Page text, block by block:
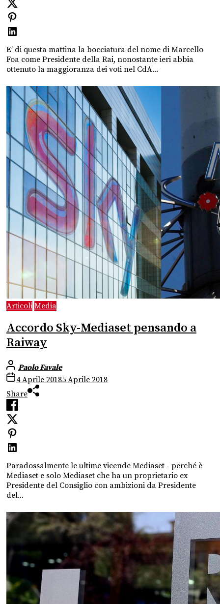
E’ di questa mattina la bocciatura del nome di Marcello
Foa come Presidente della Rai, nonostante ieri abbia
ottenuto la maggioranza dei voti nel CdA...
Articoli Media
Accordo Sky-Mediaset pensando a
Raiway
Paolo Favale
4 Aprile 20185 Aprile 2018
Share
Paradossalmente le ultime vicende Mediaset - perché è
Mediaset e solo Mediaset che ha un proprietario ex
Presidente del Consiglio con ambizioni da Presidente
del...